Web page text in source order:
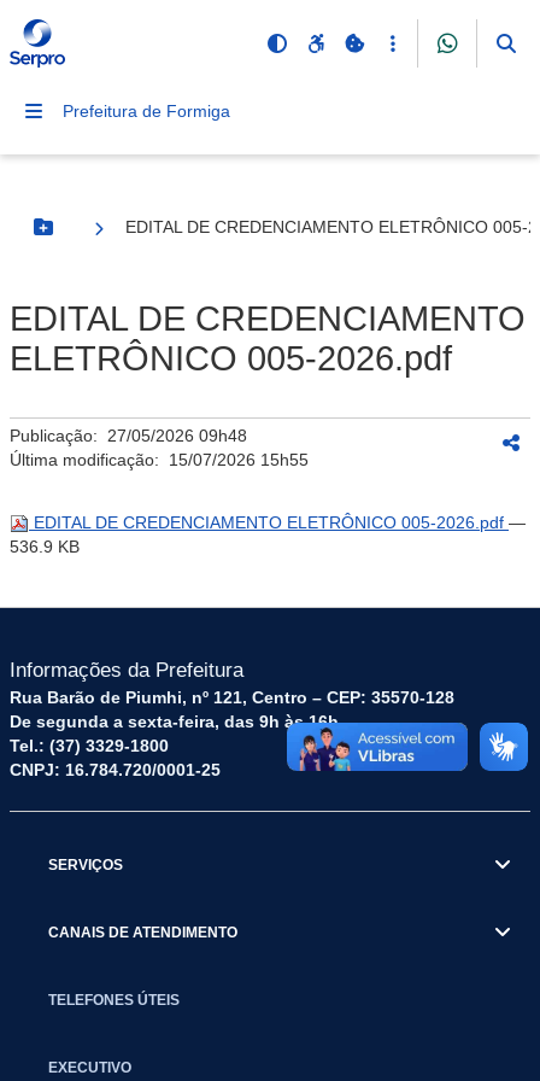
Prefeitura de Formiga
Botão Menu
EDITAL DE CREDENCIAMENTO ELETRÔNICO 005-
EDITAL DE CREDENCIAMENTO
ELETRÔNICO 005-2026.pdf
Publicação: 27/05/2026 09h48
Última modificação: 15/07/2026 15h55
EDITAL DE CREDENCIAMENTO ELETRÔNICO 005-2026.pdf —
536.9 KB
Informações da Prefeitura
Rua Barão de Piumhi, nº 121, Centro – CEP: 35570-128
De segunda a sexta-feira, das 9h às 16h
Tel.: (37) 3329-1800
CNPJ: 16.784.720/0001-25
SERVIÇOS
CANAIS DE ATENDIMENTO
TELEFONES ÚTEIS
EXECUTIVO